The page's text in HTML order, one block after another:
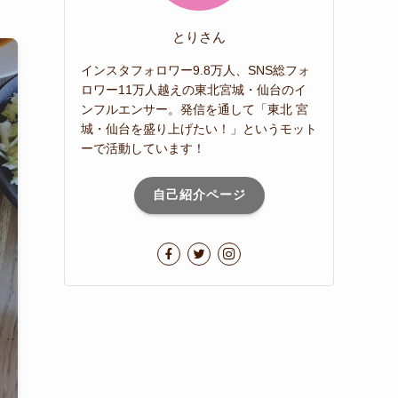
とりさん
インスタフォロワー9.8万人、SNS総フォ
ロワー11万人越えの東北宮城・仙台のイ
ンフルエンサー。発信を通して「東北 宮
城・仙台を盛り上げたい！」というモット
ーで活動しています！
自己紹介ページ